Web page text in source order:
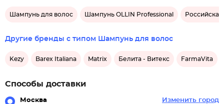
Шампунь для волос Шампунь OLLIN Professional
Другие бренды с типом Шампунь для волос
Kezy Barex Italiana Matrix Белита - Витекс FarmaVita
Способы доставки
Москва
Изменить город